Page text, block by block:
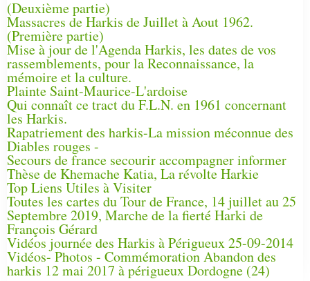
(Deuxième partie)
Massacres de Harkis de Juillet à Aout 1962.
(Première partie)
Mise à jour de l'Agenda Harkis, les dates de vos
rassemblements, pour la Reconnaissance, la
mémoire et la culture.
Plainte Saint-Maurice-L'ardoise
Qui connaît ce tract du F.L.N. en 1961 concernant
les Harkis.
Rapatriement des harkis-La mission méconnue des
Diables rouges -
Secours de france secourir accompagner informer
Thèse de Khemache Katia, La révolte Harkie
Top Liens Utiles à Visiter
Toutes les cartes du Tour de France, 14 juillet au 25
Septembre 2019, Marche de la fierté Harki de
François Gérard
Vidéos journée des Harkis à Périgueux 25-09-2014
Vidéos- Photos - Commémoration Abandon des
harkis 12 mai 2017 à périgueux Dordogne (24)